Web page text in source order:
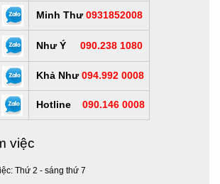
Minh Thư 0931852008
Như Ý 090.238 1080
Khả Như 094.992 0008
Hotline 090.146 0008
việc
Thứ 2 - sáng thứ 7